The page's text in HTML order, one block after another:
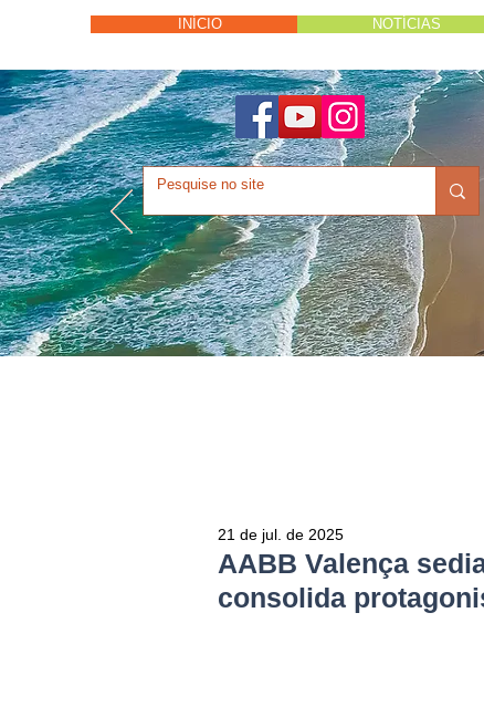
INÍCIO NOTÍCIAS
AABB Valença
consolida
21 de jul. de 2025